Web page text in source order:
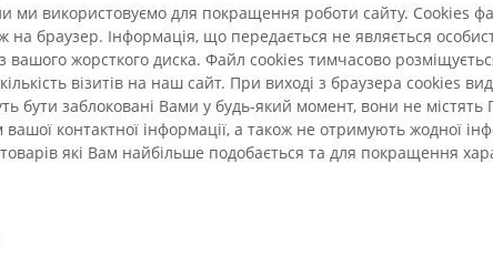
ми використовуємо для покращення роботи сайту. Cookies
на браузер. Інформація, що передається не являється
вашого жорсткого диска. Файл сookies тимчасово
візитів на наш сайт. При виході з браузера сookies
бути заблоковані Вами у будь-який момент, вони не
контактної інформації, а також не отримують жодної
які Вам найбільше подобається та для покращення